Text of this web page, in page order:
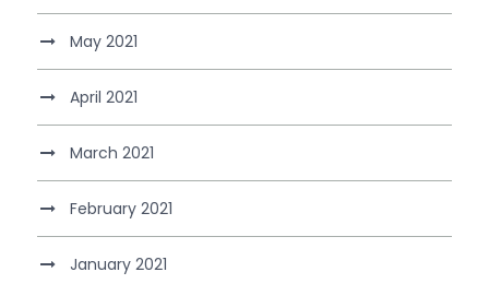
May 2021
April 2021
March 2021
February 2021
January 2021